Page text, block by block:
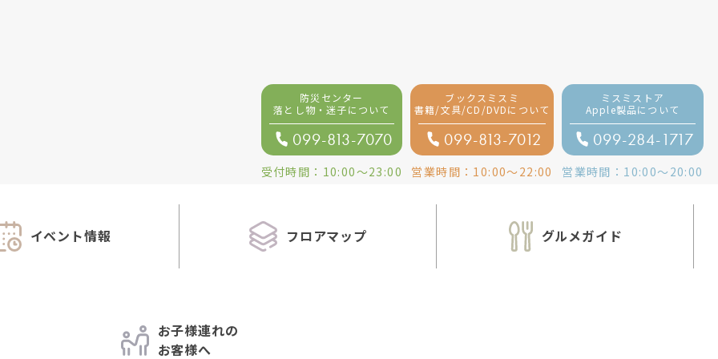
防災センター
落とし物・迷子について
099-813-7070
受付時間： 10:00〜23:00
ブックスミスミ
書籍/文具/CD/DVDについて
099-813-7012
営業時間： 10:00〜22:00
ミスミストア
Apple製品について
099-284-1717
営業時間： 10:00〜 20:00
イベント情報 フロアマップ グルメガイド
お子様連れの
お客様へ